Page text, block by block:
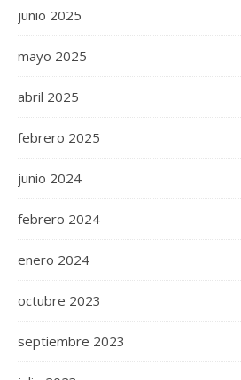
junio 2025
mayo 2025
abril 2025
febrero 2025
junio 2024
febrero 2024
enero 2024
octubre 2023
septiembre 2023